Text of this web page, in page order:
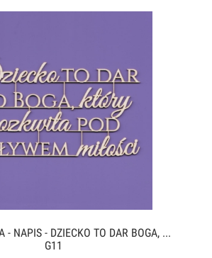
- NAPIS - DZIECKO TO DAR BOGA, ...
G11